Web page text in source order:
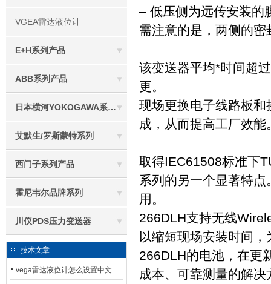
VGEA雷达液位计
E+H系列产品
ABB系列产品
日本横河YOKOGAWA系列产品
艾默生/罗斯蒙特系列
西门子系列产品
霍尼韦尔品牌系列
川仪PDS压力变送器
技术文章
vega雷达液位计怎么设置中文
– 低压侧为远传安装的
需注意的是，两侧的
该变送器平均*时间超
更。
现场更换电子线路板
成，从而提高工厂效能
取得IEC61508标准下
系列的另一个显著特
用。
266DLH支持无线
以缩短现场安装时间
266DLH的电池，在更
成本、可靠测量的解决